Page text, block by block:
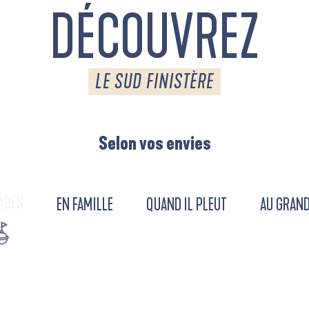
DÉCOUVREZ
LE SUD FINISTÈRE
Selon vos envies
EN FAMILLE QUAND IL PLEUT AU